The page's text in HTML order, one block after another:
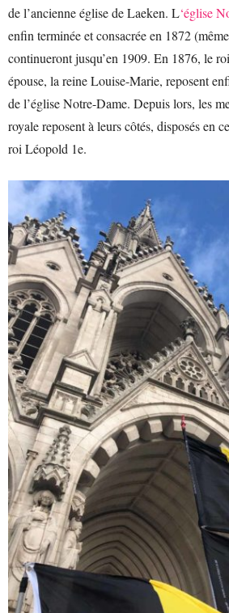
de l’ancienne église de Laeken. L‘église
enfin terminée et consacrée en 1872
continueront jusqu’en 1909. En 1876, le
épouse, la reine Louise-Marie, reposent
de l’église Notre-Dame. Depuis lors, les
royale reposent à leurs côtés, disposés en
roi Léopold 1e.